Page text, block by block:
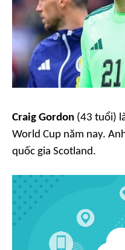
Craig Gordon (43 tuổi)
World Cup năm nay.
quốc gia Scotland.